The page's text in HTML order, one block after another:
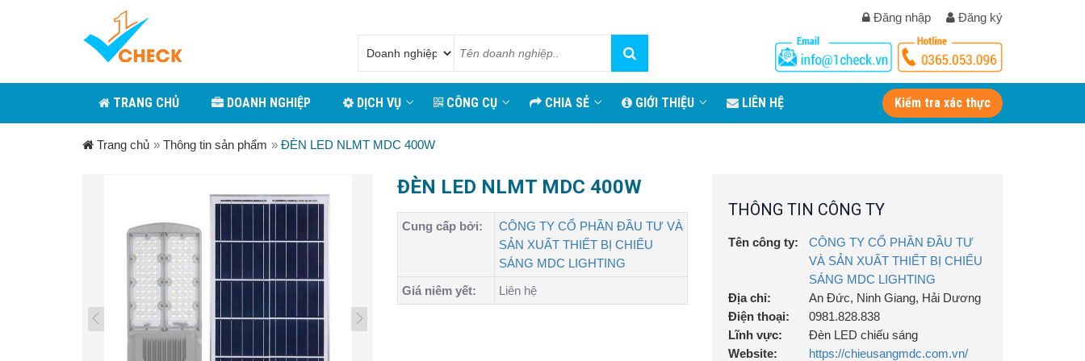
Đăng nhập Đăng ký
TRANG CHỦ DOANH NGHIỆP DỊCH VỤ CÔNG CỤ CHIA SẺ GIỚI THIỆU LIÊN HỆ Kiểm tra xác thực
Trang chủ » Thông tin sản phẩm » ĐÈN LED NLMT MDC 400W
ĐÈN LED NLMT MDC 400W
Cung cấp bởi:
CÔNG TY CỔ PHẦN ĐẦU TƯ VÀ
SẢN XUẤT THIẾT BỊ CHIẾU
SÁNG MDC LIGHTING
Giá niêm yết:
Liên hệ
THÔNG TIN CÔNG TY
Tên công ty:
CÔNG TY CỔ PHẦN ĐẦU TƯ
VÀ SẢN XUẤT THIẾT BỊ CHIẾU
SÁNG MDC LIGHTING
Địa chỉ:
An Đức, Ninh Giang, Hải Dương
Điện thoại:
0981.828.838
Lĩnh vực:
Đèn LED chiếu sáng
Website:
https://chieusangmdc.com.vn/